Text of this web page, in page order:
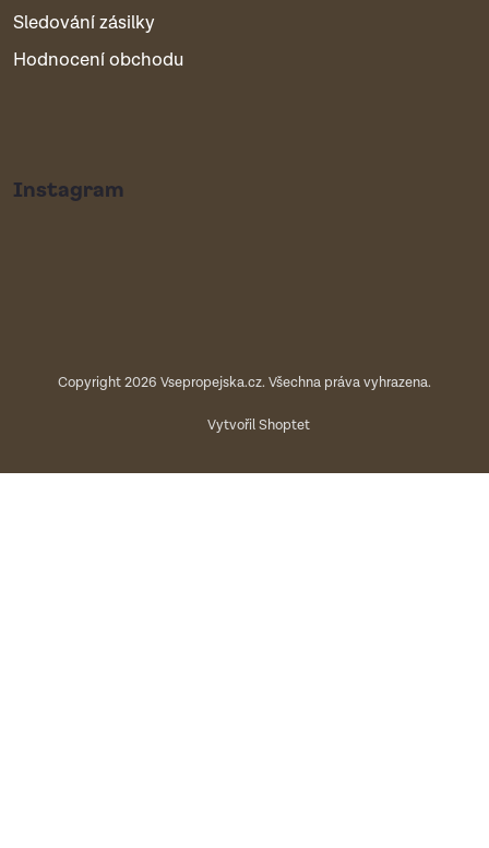
Sledování zásilky
Hodnocení obchodu
Instagram
Vytvořil Shoptet
Copyright 2026 Vsepropejska.cz. Všechna práva vyhrazena.